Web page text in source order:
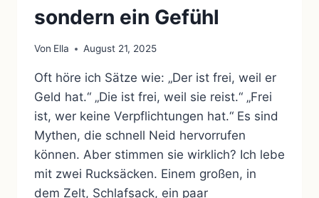
sondern ein Gefühl
Von Ella August 21, 2025
Oft höre ich Sätze wie: „Der ist frei, weil er
Geld hat.“ „Die ist frei, weil sie reist.“ „Frei
ist, wer keine Verpflichtungen hat.“ Es sind
Mythen, die schnell Neid hervorrufen
können. Aber stimmen sie wirklich? Ich lebe
mit zwei Rucksäcken. Einem großen, in
dem Zelt, Schlafsack, ein paar